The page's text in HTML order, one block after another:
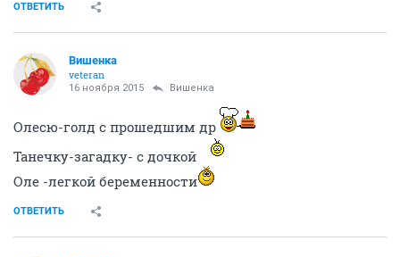
ОТВЕТИТЬ
Вишенка
veteran
16 ноября 2015 Вишенка
Олесю-голд с прошедшим др
Танечку-загадку- с дочкой
Оле -легкой беременности
ОТВЕТИТЬ